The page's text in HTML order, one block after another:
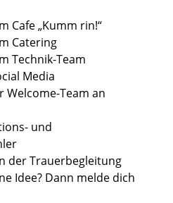
Cafe „Kumm rin!“
Catering
Technik-Team
Media
Team an
und
der Trauerbegleitung
Idee? Dann melde dich